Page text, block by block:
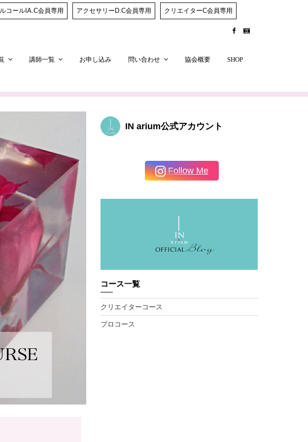
コールIA.C会員専用 アクセサリーD.C会員専用 クリエイターC会員専用
講師一覧 お申し込み 問い合わせ 協会概要 SHOP
IN arium公式アカウント
Follow Me
コース一覧
クリエイターコース
プロコース